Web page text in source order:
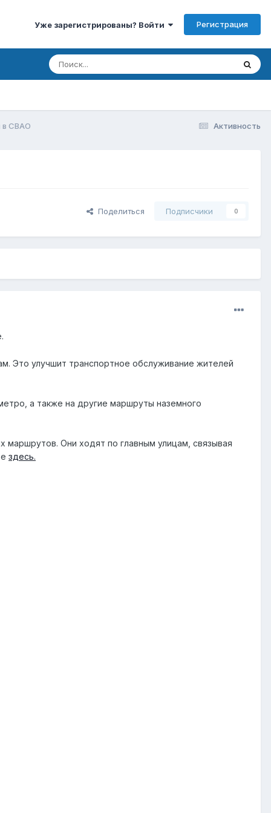
Уже зарегистрированы? Войти Регистрация
Активность
в СВАО
Поделиться Подписчики 0
Это улучшит транспортное обслуживание жителей
а также на другие маршруты наземного
Они ходят по главным улицам, связывая
здесь.